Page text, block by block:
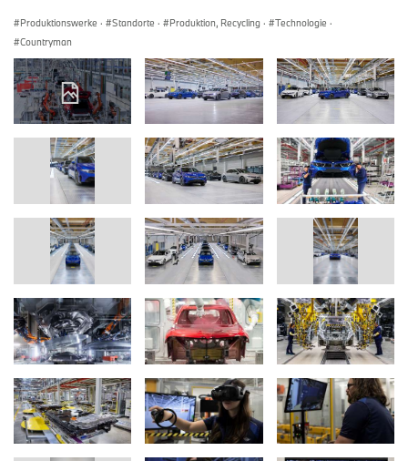
Produktionswerke · Standorte · Produktion, Recycling · Technologie ·
Countryman